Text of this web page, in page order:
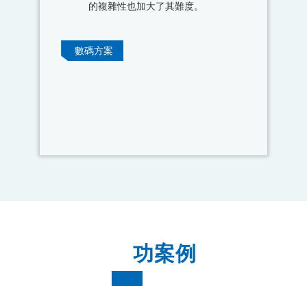
的複雜性也加大了其難度。
數碼方案
功案例